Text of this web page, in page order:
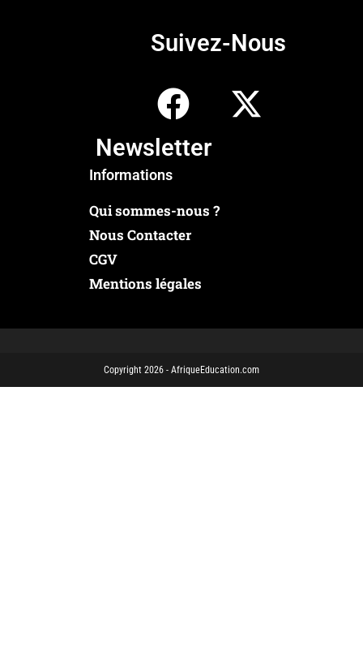
Suivez-Nous
Newsletter
Informations
Qui sommes-nous ?
Nous Contacter
CGV
Mentions légales
Copyright 2026 - AfriqueEducation.com